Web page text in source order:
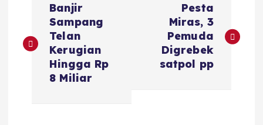
v
Banjir
Sampang
Telan
Kerugian
Hingga Rp
8 Miliar
Pesta
Miras, 3
Pemuda
Digrebek
satpol pp